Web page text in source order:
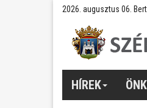
2026. augusztus 06.
HÍREK